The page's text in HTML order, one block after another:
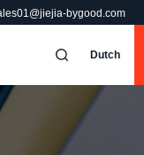
bygood.com
Dutch